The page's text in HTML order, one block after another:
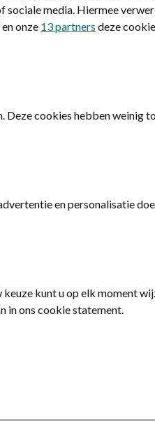
sociale media. Hiermee
onze 13 partners deze
Deze cookies hebben weinig
en personalisatie
kunt u op elk moment
in ons cookie statement.